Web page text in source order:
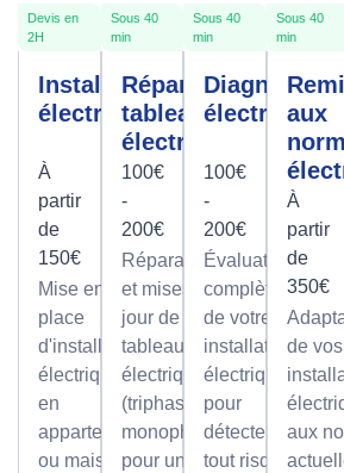
Devis en
2H
Installation
électrique
À
partir
de
150€
Mise en
place
d'installations
électriques
en
appartement
ou maison.
Sous 40
min
Réparation
tableau
électrique
100€
-
200€
Réparations
et mises à
jour de
tableaux
électriques
(triphasé ou
monophasé)
pour une
Sous 40
min
Diagnostic
électrique
100€
-
200€
Évaluation
complète
de votre
installation
électrique
pour
détecter
tout risque
Sous 40
min
aux
À
partir
de
350€
de vos
aux